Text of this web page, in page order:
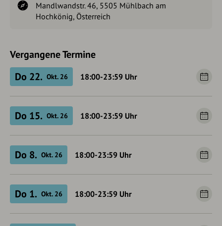
Mandlwandstr. 46, 5505 Mühlbach am
Hochkönig, Österreich
Vergangene Termine
Do 22. Okt. 26 18:00-23:59 Uhr
Do 15. Okt. 26 18:00-23:59 Uhr
Do 8. Okt. 26 18:00-23:59 Uhr
Do 1. Okt. 26 18:00-23:59 Uhr